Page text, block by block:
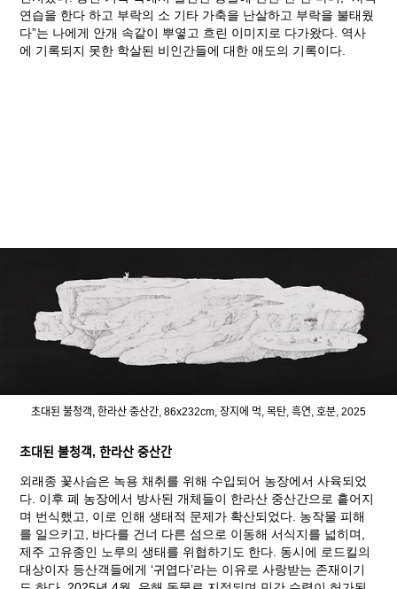
연습을 한다 하고 부락의 소 기타 가축을 난살하고 부락을 불태웠
다”는 나에게 안개 속같이 뿌옇고 흐린 이미지로 다가왔다. 역사
에 기록되지 못한 학살된 비인간들에 대한 애도의 기록이다.
초대된 불청객, 한라산 중산간, 86x232cm, 장지에 먹, 목탄, 흑연, 호분, 2025
초대된 불청객, 한라산 중산간
외래종 꽃사슴은 녹용 채취를 위해 수입되어 농장에서 사육되었
다. 이후 폐 농장에서 방사된 개체들이 한라산 중산간으로 흩어지
며 번식했고, 이로 인해 생태적 문제가 확산되었다. 농작물 피해
를 일으키고, 바다를 건너 다른 섬으로 이동해 서식지를 넓히며,
제주 고유종인 노루의 생태를 위협하기도 한다. 동시에 로드킬의
대상이자 등산객들에게 ‘귀엽다’라는 이유로 사랑받는 존재이기